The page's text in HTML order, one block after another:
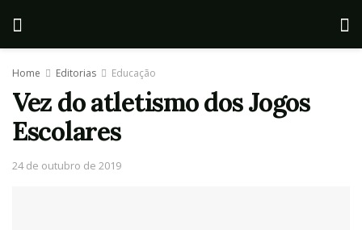
Home Editorias Educação
Vez do atletismo dos Jogos
Escolares
24 de outubro de 2019